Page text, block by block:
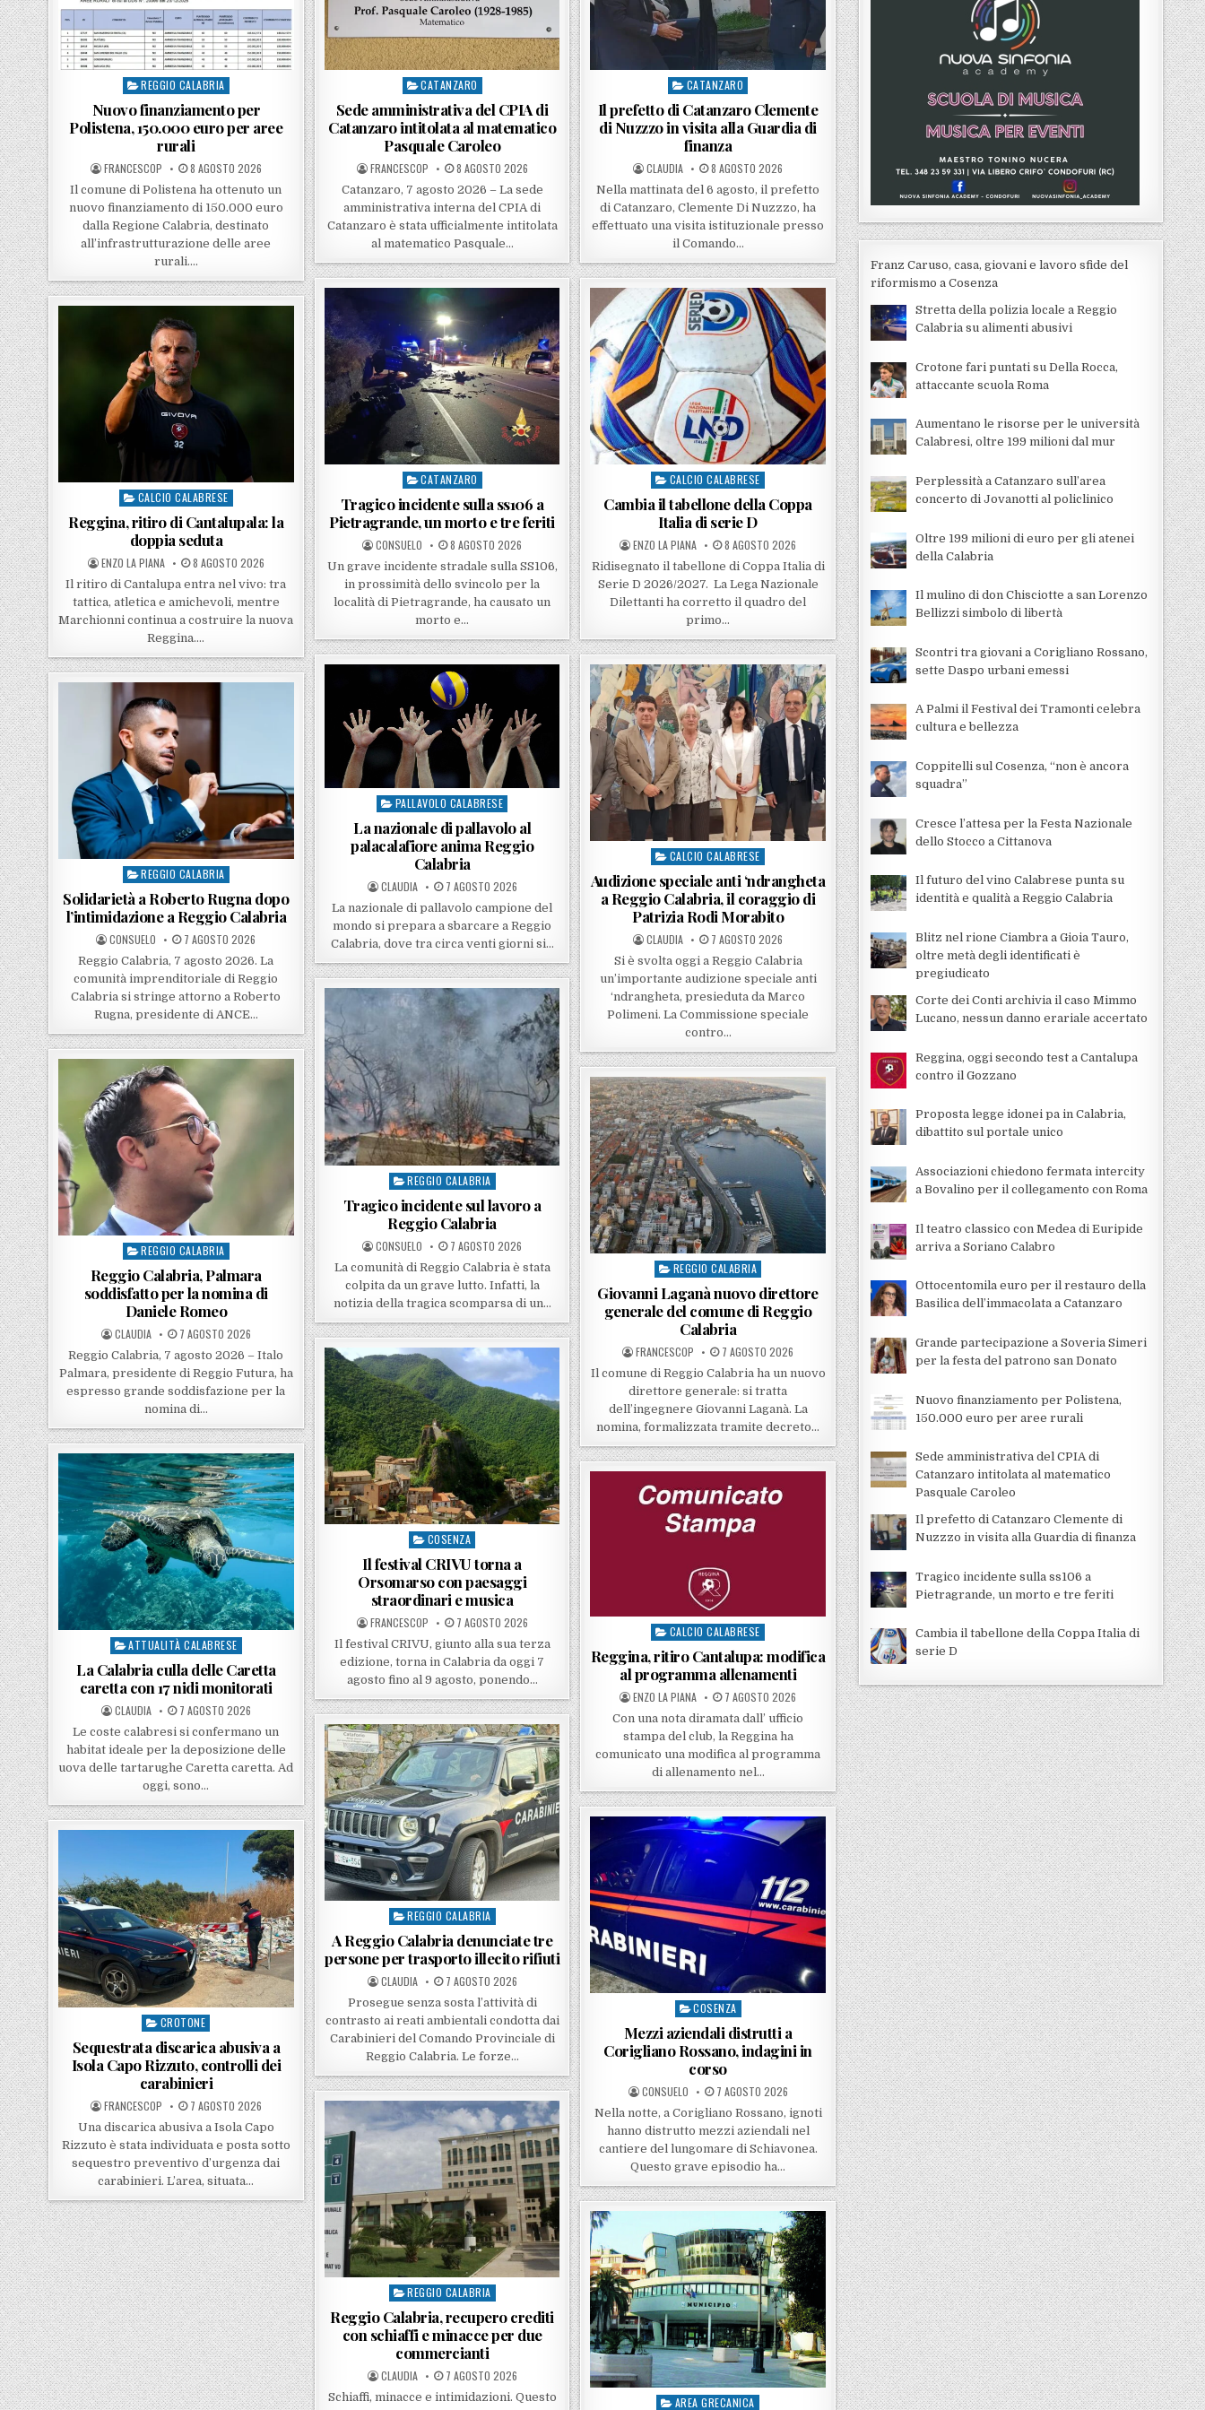
Posted in
REGGIO CALABRIA
Nuovo finanziamento per
Polistena, 150.000 euro per aree
rurali
POSTED BY
FRANCESCOP POSTED ON
8 AGOSTO 2026
Il comune di Polistena ha ottenuto un
nuovo finanziamento di 150.000 euro
dalla Regione Calabria, destinato
all’infrastrutturazione delle aree
rurali….
Posted in
CATANZARO
Sede amministrativa del CPIA di
Catanzaro intitolata al matematico
Pasquale Caroleo
POSTED BY
FRANCESCOP POSTED ON
8 AGOSTO 2026
Catanzaro, 7 agosto 2026 – La sede
amministrativa interna del CPIA di
Catanzaro è stata ufficialmente intitolata
al matematico Pasquale…
Posted in
CATANZARO
Il prefetto di Catanzaro Clemente
di Nuzzzo in visita alla Guardia di
finanza
POSTED BY
CLAUDIA POSTED ON
8 AGOSTO 2026
Nella mattinata del 6 agosto, il prefetto
di Catanzaro, Clemente Di Nuzzzo, ha
effettuato una visita istituzionale presso
il Comando…
Posted in
CATANZARO
Tragico incidente sulla ss106 a
Pietragrande, un morto e tre feriti
POSTED BY
CONSUELO POSTED ON
8 AGOSTO 2026
Un grave incidente stradale sulla SS106,
in prossimità dello svincolo per la
località di Pietragrande, ha causato un
morto e…
Posted in
CALCIO CALABRESE
Cambia il tabellone della Coppa
Italia di serie D
POSTED BY
ENZO LA PIANA POSTED ON
8 AGOSTO 2026
Ridisegnato il tabellone di Coppa Italia di
Serie D 2026/2027. La Lega Nazionale
Dilettanti ha corretto il quadro del
primo…
Posted in
CALCIO CALABRESE
Reggina, ritiro di Cantalupala: la
doppia seduta
POSTED BY
ENZO LA PIANA POSTED ON
8 AGOSTO 2026
Il ritiro di Cantalupa entra nel vivo: tra
tattica, atletica e amichevoli, mentre
Marchionni continua a costruire la nuova
Reggina….
Posted in
PALLAVOLO CALABRESE
La nazionale di pallavolo al
palacalafiore anima Reggio
Calabria
POSTED BY
CLAUDIA POSTED ON
7 AGOSTO 2026
La nazionale di pallavolo campione del
mondo si prepara a sbarcare a Reggio
Calabria, dove tra circa venti giorni si…
Posted in
CALCIO CALABRESE
Audizione speciale anti ‘ndrangheta
a Reggio Calabria, il coraggio di
Patrizia Rodi Morabito
POSTED BY
CLAUDIA POSTED ON
7 AGOSTO 2026
Si è svolta oggi a Reggio Calabria
un’importante audizione speciale anti
‘ndrangheta, presieduta da Marco
Polimeni. La Commissione speciale
contro…
Posted in
REGGIO CALABRIA
Solidarietà a Roberto Rugna dopo
l’intimidazione a Reggio Calabria
POSTED BY
CONSUELO POSTED ON
7 AGOSTO 2026
Reggio Calabria, 7 agosto 2026. La
comunità imprenditoriale di Reggio
Calabria si stringe attorno a Roberto
Rugna, presidente di ANCE…
Posted in
REGGIO CALABRIA
Tragico incidente sul lavoro a
Reggio Calabria
POSTED BY
CONSUELO POSTED ON
7 AGOSTO 2026
La comunità di Reggio Calabria è stata
colpita da un grave lutto. Infatti, la
notizia della tragica scomparsa di un…
Posted in
REGGIO CALABRIA
Reggio Calabria, Palmara
soddisfatto per la nomina di
Daniele Romeo
POSTED BY
CLAUDIA POSTED ON
7 AGOSTO 2026
Reggio Calabria, 7 agosto 2026 – Italo
Palmara, presidente di Reggio Futura, ha
espresso grande soddisfazione per la
nomina di…
Posted in
REGGIO CALABRIA
Giovanni Laganà nuovo direttore
generale del comune di Reggio
Calabria
POSTED BY
FRANCESCOP POSTED ON
7 AGOSTO 2026
Il comune di Reggio Calabria ha un nuovo
direttore generale: si tratta
dell’ingegnere Giovanni Laganà. La
nomina, formalizzata tramite decreto…
Posted in
COSENZA
Il festival CRIVU torna a
Orsomarso con paesaggi
straordinari e musica
POSTED BY
FRANCESCOP POSTED ON
7 AGOSTO 2026
Il festival CRIVU, giunto alla sua terza
edizione, torna in Calabria da oggi 7
agosto fino al 9 agosto, ponendo…
Posted in
ATTUALITÀ CALABRESE
La Calabria culla delle Caretta
caretta con 17 nidi monitorati
POSTED BY
CLAUDIA POSTED ON
7 AGOSTO 2026
Le coste calabresi si confermano un
habitat ideale per la deposizione delle
uova delle tartarughe Caretta caretta. Ad
oggi, sono…
Posted in
CALCIO CALABRESE
Reggina, ritiro Cantalupa: modifica
al programma allenamenti
POSTED BY
ENZO LA PIANA POSTED ON
7 AGOSTO 2026
Con una nota diramata dall’ ufficio
stampa del club, la Reggina ha
comunicato una modifica al programma
di allenamento nel…
Posted in
REGGIO CALABRIA
A Reggio Calabria denunciate tre
persone per trasporto illecito rifiuti
POSTED BY
CLAUDIA POSTED ON
7 AGOSTO 2026
Prosegue senza sosta l’attività di
contrasto ai reati ambientali condotta dai
Carabinieri del Comando Provinciale di
Reggio Calabria. Le forze…
Posted in
COSENZA
Mezzi aziendali distrutti a
Corigliano Rossano, indagini in
corso
POSTED BY
CONSUELO POSTED ON
7 AGOSTO 2026
Nella notte, a Corigliano Rossano, ignoti
hanno distrutto mezzi aziendali nel
cantiere del lungomare di Schiavonea.
Questo grave episodio ha…
Posted in
CROTONE
Sequestrata discarica abusiva a
Isola Capo Rizzuto, controlli dei
carabinieri
POSTED BY
FRANCESCOP POSTED ON
7 AGOSTO 2026
Una discarica abusiva a Isola Capo
Rizzuto è stata individuata e posta sotto
sequestro preventivo d’urgenza dai
carabinieri. L’area, situata…
Posted in
REGGIO CALABRIA
Reggio Calabria, recupero crediti
con schiaffi e minacce per due
commercianti
POSTED BY
CLAUDIA POSTED ON
7 AGOSTO 2026
Schiaffi, minacce e intimidazioni. Questo
Posted in
AREA GRECANICA
Franz Caruso, casa, giovani e lavoro sfide del
riformismo a Cosenza
Stretta della polizia locale a Reggio
Calabria su alimenti abusivi
Crotone fari puntati su Della Rocca,
attaccante scuola Roma
Aumentano le risorse per le università
Calabresi, oltre 199 milioni dal mur
Perplessità a Catanzaro sull’area
concerto di Jovanotti al policlinico
Oltre 199 milioni di euro per gli atenei
della Calabria
Il mulino di don Chisciotte a san Lorenzo
Bellizzi simbolo di libertà
Scontri tra giovani a Corigliano Rossano,
sette Daspo urbani emessi
A Palmi il Festival dei Tramonti celebra
cultura e bellezza
Coppitelli sul Cosenza, “non è ancora
squadra”
Cresce l’attesa per la Festa Nazionale
dello Stocco a Cittanova
Il futuro del vino Calabrese punta su
identità e qualità a Reggio Calabria
Blitz nel rione Ciambra a Gioia Tauro,
oltre metà degli identificati è
pregiudicato
Corte dei Conti archivia il caso Mimmo
Lucano, nessun danno erariale accertato
Reggina, oggi secondo test a Cantalupa
contro il Gozzano
Proposta legge idonei pa in Calabria,
dibattito sul portale unico
Associazioni chiedono fermata intercity
a Bovalino per il collegamento con Roma
Il teatro classico con Medea di Euripide
arriva a Soriano Calabro
Ottocentomila euro per il restauro della
Basilica dell’immacolata a Catanzaro
Grande partecipazione a Soveria Simeri
per la festa del patrono san Donato
Nuovo finanziamento per Polistena,
150.000 euro per aree rurali
Sede amministrativa del CPIA di
Catanzaro intitolata al matematico
Pasquale Caroleo
Il prefetto di Catanzaro Clemente di
Nuzzzo in visita alla Guardia di finanza
Tragico incidente sulla ss106 a
Pietragrande, un morto e tre feriti
Cambia il tabellone della Coppa Italia di
serie D